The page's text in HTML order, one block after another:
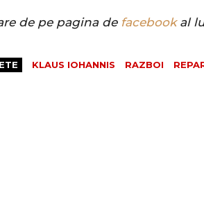
de pe pagina de facebookal
KLAUS IOHANNIS RAZBOI